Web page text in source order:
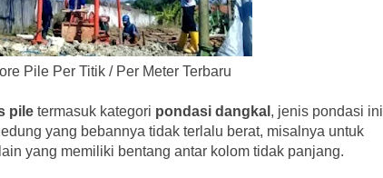
Pile Per Titik / Per Meter Terbaru
pile termasuk kategori pondasi dangkal , jenis pondasi ini
yang bebannya tidak terlalu berat, misalnya untuk
yang memiliki bentang antar kolom tidak panjang.